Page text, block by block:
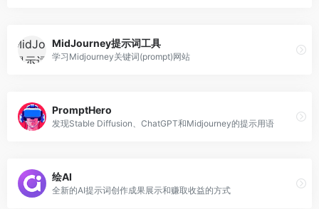
MidJourney提示词工具
学习Midjourney关键词(prompt)网站
PromptHero
发现Stable Diffusion、ChatGPT和Midjourney的提示用语
绘AI
全新的AI提示词创作成果展示和赚取收益的方式